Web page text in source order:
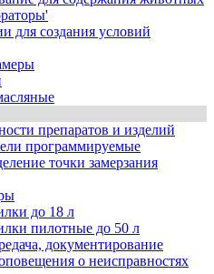
для создания условий
препаратов и изделий
программируемые
точки замерзания
до 18 л
пилотные до 50 л
документирование
о неисправностях